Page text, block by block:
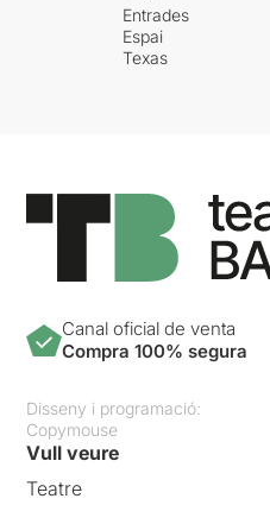
Entrades
Espai
Texas
Canal oficial de venta
Compra 100% segura
Disseny i programació:
Copymouse
Vull veure
Teatre